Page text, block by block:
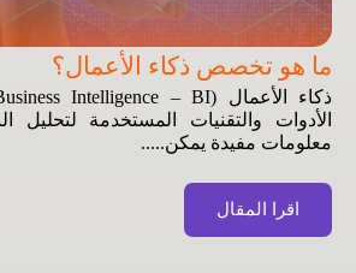
ما هو تخصص ذكاء الأعمال؟
الأدوات والتقنيات المستخدمة لتحليل
معلومات مفيدة يمكن.....
اقرا المقال